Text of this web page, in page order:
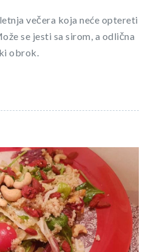
večera koja neće optereti
se jesti sa sirom, a odlična
obrok.